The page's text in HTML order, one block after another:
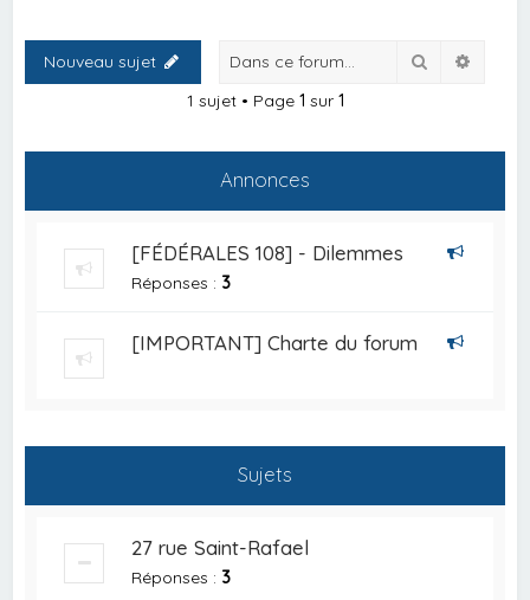
Nouveau sujet Rechercher
1 sujet • Page 1 sur 1
Annonces
[FÉDÉRALES 108] - Dilemmes
Réponses : 3
[IMPORTANT] Charte du forum
Sujets
27 rue Saint-Rafael
Réponses : 3